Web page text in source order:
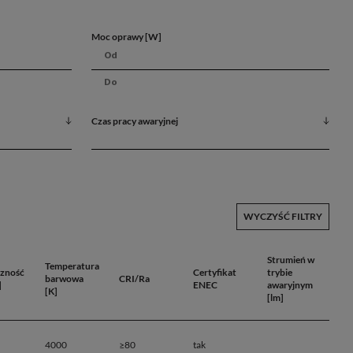
Moc oprawy [W]
Czas pracy awaryjnej
WYCZYŚĆ FILTRY
Temperatura
barwowa
[K]
CRI/Ra
Certyfikat
ENEC
Strumień w
trybie
awaryjnym
[lm]
4000 ≥80 tak